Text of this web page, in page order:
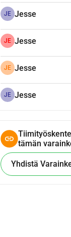
JE Jesse
JE Jesse
JE Jesse
JE Jesse
tämän
Yhdistä